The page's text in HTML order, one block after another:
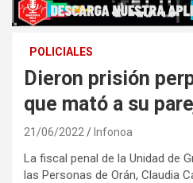
POLICIALES
Dieron prisión
que mató a su
21/06/2022 Infonoa
La fiscal penal de la Unidad de
las Personas de Orán, Claudia